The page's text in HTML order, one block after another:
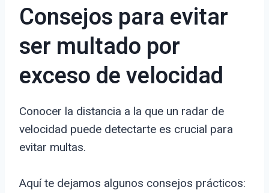
Consejos para evitar
ser multado por
exceso de velocidad
Conocer la distancia a la que un radar de
velocidad puede detectarte es crucial para
evitar multas.
Aquí te dejamos algunos consejos prácticos: